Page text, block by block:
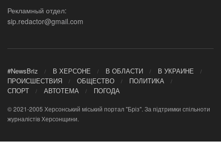
Рекламный отдел:
sip.redactor@gmail.com
#NewsBriz В ХЕРСОНЕ В ОБЛАСТИ
В УКРАИНЕ
ПРОИСШЕСТВИЯ
ОБЩЕСТВО
ПОЛИТИКА
СПОРТ
АВТОТЕМА ПОГОДА
© 2021-2005 Херсонський міський портал "Бріз". За підтримки спільноти
журналістів Херсонщини.